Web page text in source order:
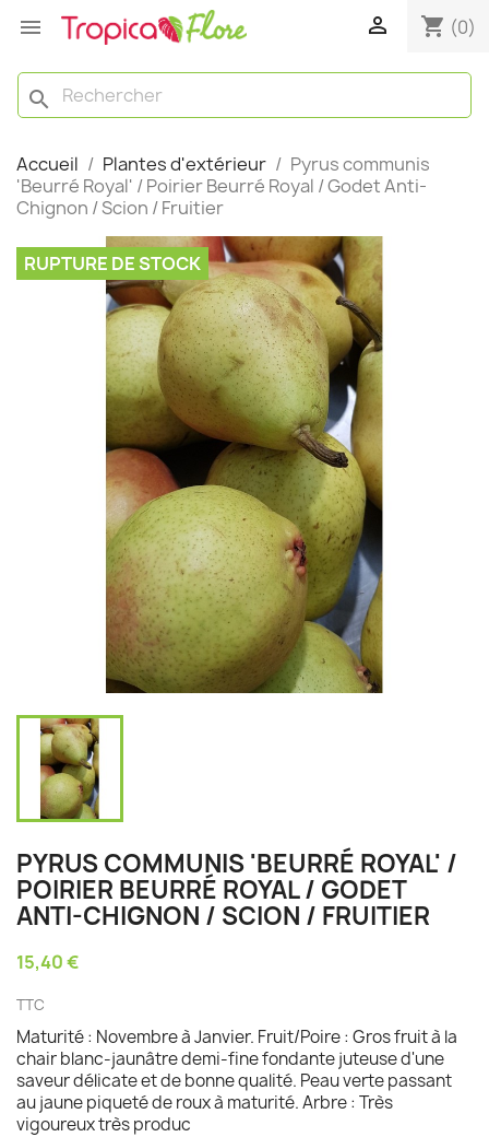
  shopping_cart (0)
search
Accueil Plantes d'extérieur
Pyrus communis
'Beurré Royal' / Poirier Beurré Royal / Godet Anti-
Chignon / Scion / Fruitier
RUPTURE DE STOCK
PYRUS COMMUNIS 'BEURRÉ ROYAL' /
POIRIER BEURRÉ ROYAL / GODET
ANTI-CHIGNON / SCION / FRUITIER
15,40 €
TTC
Maturité : Novembre à Janvier. Fruit/Poire : Gros fruit à la
chair blanc-jaunâtre demi-fine fondante juteuse d'une
saveur délicate et de bonne qualité. Peau verte passant
au jaune piqueté de roux à maturité. Arbre : Très
vigoureux très produc